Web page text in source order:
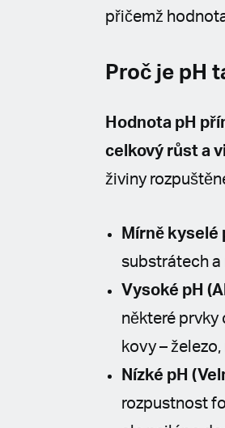
přičemž
Proč je pH
Hodnota pH
celkový růst a
živiny
Mírně kyselé
substrátech a
Vysoké pH
některé prvky
kovy –
Nízké pH
rozpustnost